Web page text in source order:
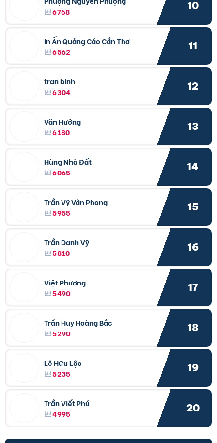
6768
10
In Ấn Quảng Cáo Cần Thơ
6562
11
tran binh
6304
12
Văn Hưởng
6180
13
Hùng Nhà Đất
6065
14
Trần Vỹ Vân Phong
5955
15
Trần Danh Vỹ
5810
16
Việt Phương
5490
17
Trần Huy Hoàng Bắc
5290
18
Lê Hữu Lộc
5235
19
Trần Viết Phú
4995
20